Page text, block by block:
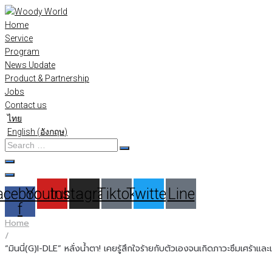
Skip
to
content
Home
Service
Program
News Update
Product & Partnership
Jobs
Contact us
ไทย
English (อังกฤษ)
Search
…
f
Youtube
Instagram
TiktokTwitterLine
Home
/
“มินนี่(G)I-DLE” หลั่งน้ำตา! เคยรู้สึกใจร้ายกับตัวเองจนเกิดภาวะซึมเศร้าแล